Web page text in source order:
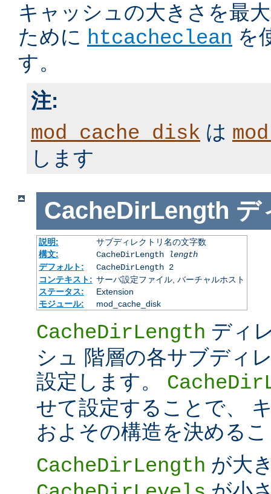
キャッシュの大きさを最
ために htcacheclean を
す。
注:
mod_cache_disk は
します
CacheDirLength デ
説明:
サブディレクトリ名の文字数
構文:
CacheDirLength
length
デフォルト:
CacheDirLength 2
コンテキスト: サーバ設定ファイル, バーチャルホスト
ステータス:
Extension
モジュール:
mod_cache_disk
CacheDirLength ディ
シュ 階層の各サブディ
設定します。
せて設定することで、
およその構造を決める
CacheDirLength が大